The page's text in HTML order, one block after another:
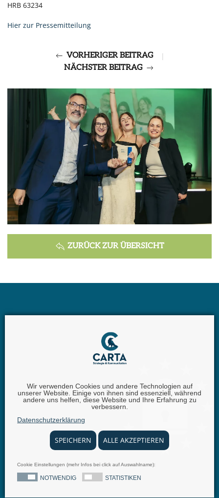
Wir verwenden Cookies und andere Technologien auf
unserer Website. Einige von ihnen sind essenziell, während
andere uns helfen, diese Website und Ihre Erfahrung zu
verbessern.
Datenschutzerklärung
SPEICHERN ALLE AKZEPTIEREN
Cookie Einstellungen (mehr Infos bei click auf Auswahlname):
NOTWENDIG STATISTIKEN
HRB 63234
Hier zur Pressemitteilung
VORHERIGER BEITRAG
|
NÄCHSTER BEITRAG
ZURÜCK ZUR ÜBERSICHT
Carta GmbH |Iggelheimer Str. 26 | 67346 Speyer |
+49 (0) 62 32 - 100111 - 0 |
© 2025 carta.eu Impressum Disclaimer
Allgemeine Geschäftsbedingungen